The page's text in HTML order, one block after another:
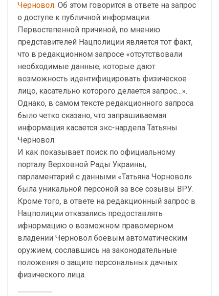
Черновол. Об этом говорится в ответе на запрос
о доступе к публичной информации.
Первостепенной причиной, по мнению
представителей Нацполиции является тот факт,
что в редакционном запросе «отсутствовали
необходимые данные, которые дают
возможность идентифицировать физическое
лицо, касательно которого делается запрос…».
Однако, в самом тексте редакционного запроса
было четко сказано, что запрашиваемая
информация касается экс-нардепа Татьяны
Черновол.
И как показывает поиск по официальному
порталу Верховной Рады Украины,
парламентарий с данными «Татьяна Чорновол»
была уникальной персоной за все созывы ВРУ.
Кроме того, в ответе на редакционный запрос в
Нацполиции отказались предоставлять
ифнормацию о возможном правомерном
владении Черновол боевым автоматическим
оружием, сославшись на законодательные
положения о защите персональных дачных
физического лица.